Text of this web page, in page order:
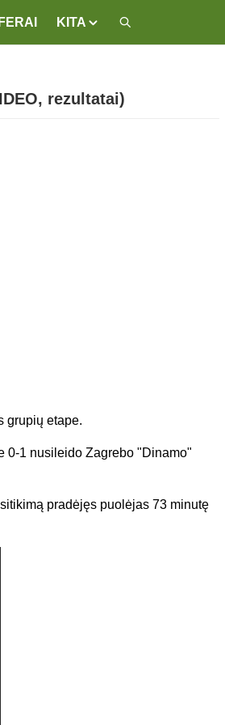
KITA
rezultatai)
grupių etape.
0-1 nusileido Zagrebo "Dinamo"
pradėjęs puolėjas 73 minutę